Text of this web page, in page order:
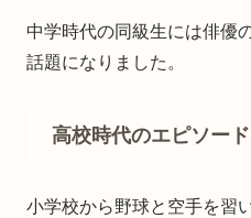
中学時代の同級生には俳優
話題になりました。
高校時代のエピソード
小学校から野球と空手を習